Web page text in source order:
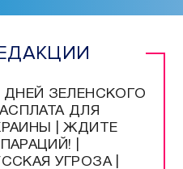
ДНЕЙ ЗЕЛЕНСКОГО
ДЛЯ
| ЖДИТЕ
|
УГРОЗА |